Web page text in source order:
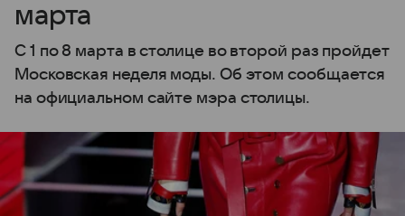
марта
С 1 по 8 марта в столице во второй раз пройдет
Московская неделя моды. Об этом сообщается
на официальном сайте мэра столицы.